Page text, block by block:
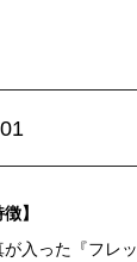
】
入った『フレ